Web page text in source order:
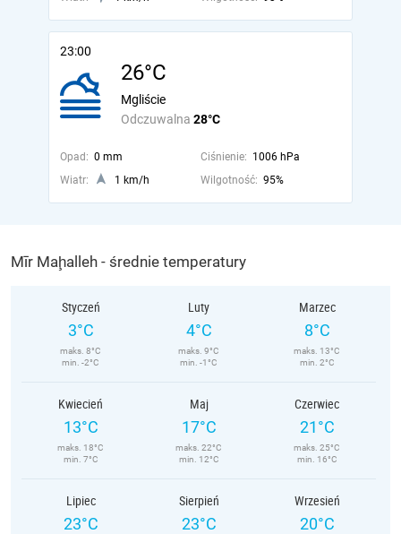
23:00
26°C
Odczuwalna 28°C
Mgliście
Opad: 0 mm Ciśnienie: 1006 hPa
Wiatr:
1 km/h Wilgotność: 95%
Mīr Maḩalleh - średnie temperatury
Styczeń
3°C
maks. 8°C
min. -2°C
Luty
4°C
maks. 9°C
min. -1°C
Marzec
8°C
maks. 13°C
min. 2°C
Kwiecień
13°C
maks. 18°C
min. 7°C
Maj
17°C
maks. 22°C
min. 12°C
Czerwiec
21°C
maks. 25°C
min. 16°C
Lipiec
23°C
Sierpień
23°C
Wrzesień
20°C